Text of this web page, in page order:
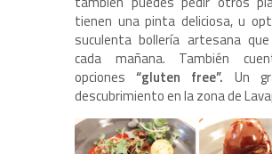
tienen una pinta deliciosa, u
suculenta bollería artesana
cada mañana. También
opciones “gluten free”. Un
descubrimiento en la zona de